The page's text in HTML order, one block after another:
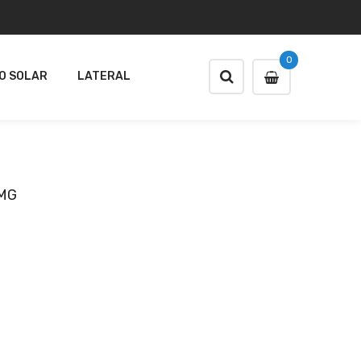
SOLAR LATERAL
0